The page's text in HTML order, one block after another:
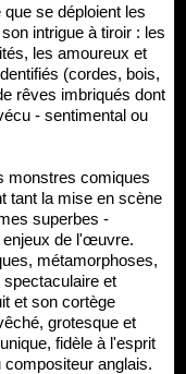
intrigue à tiroir : les
les amoureux et
(cordes, bois,
rêves imbriqués dont
- sentimental ou
monstres comiques
tant la mise en scène
superbes -
enjeux de l'œuvre.
métamorphoses,
spectaculaire et
et son cortège
grotesque et
fidèle à l'esprit
anglais.